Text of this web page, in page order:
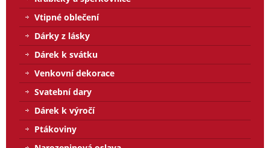
Vtipné oblečení
Dárky z lásky
Dárek k svátku
Venkovní dekorace
Svatební dary
Dárek k výročí
Ptákoviny